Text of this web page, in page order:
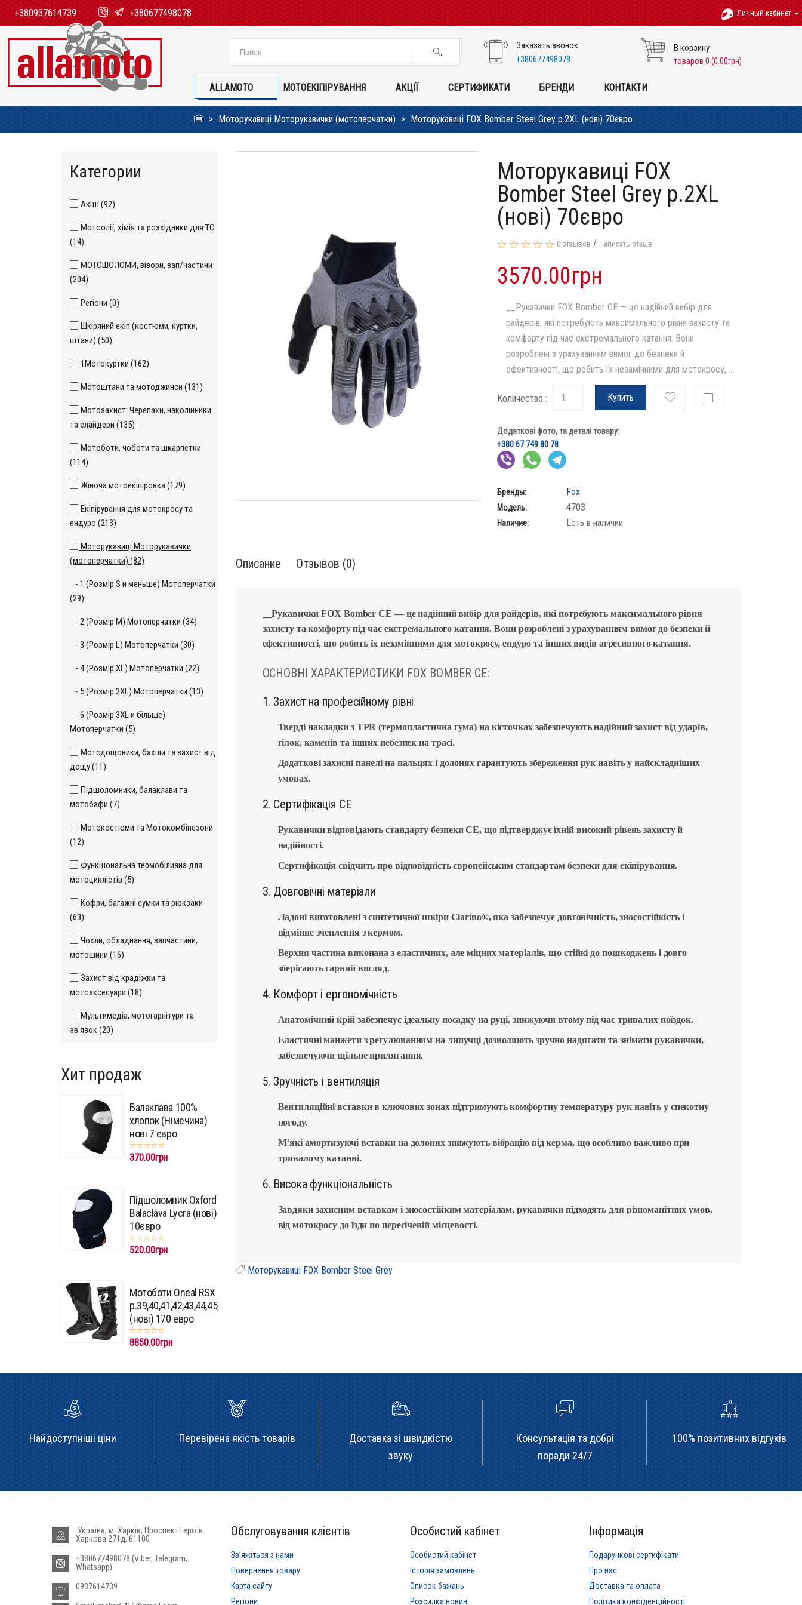
+380937614739 +380677498078 Личный кабинет
Заказать звонок
+380677498078
В корзину
товаров 0 (0.00грн)
ALLAMOTO МОТОЕКІПІРУВАННЯ АКЦІЇ СЕРТИФИКАТИ БРЕНДИ КОНТАКТИ
Моторукавиці Моторукавички (мотоперчатки) Моторукавиці FOX Bomber Steel Grey p.2XL (нові) 70євро
Категории
Акції (92)
Мотоолії, хімія та розхідники для ТО
(14)
МОТОШОЛОМИ, візори, зап/частини
(204)
Регіони (0)
Шкіряний екіп (костюми, куртки,
штани) (50)
1Мотокуртки (162)
Мотоштани та мотоджинси (131)
Мотозахист: Черепахи, наколінники
та слайдери (135)
Мотоботи, чоботи та шкарпетки
(114)
Жіноча мотоекіпіровка (179)
Екіпірування для мотокросу та
ендуро (213)
Моторукавиці Моторукавички
(мотоперчатки) (82)
- 1 (Розмір S и меньше) Мотоперчатки
(29)
- 2 (Розмір M) Мотоперчатки (34)
- 3 (Розмір L) Мотоперчатки (30)
- 4 (Розмір XL) Мотоперчатки (22)
- 5 (Розмір 2XL) Мотоперчатки (13)
- 6 (Розмір 3XL и більше)
Мотоперчатки (5)
Мотодощовики, бахіли та захист від
дощу (11)
Підшоломники, балаклави та
мотобафи (7)
Мотокостюми та Мотокомбінезони
(12)
Функціональна термобілизна для
мотоциклістів (5)
Кофри, багажні сумки та рюкзаки
(63)
Чохли, обладнання, запчастини,
мотошини (16)
Захист від крадіжки та
мотоаксесуари (18)
Мультимедіа, мотогарнітури та
зв'язок (20)
Хит продаж
Балаклава 100%
хлопок (Німечина)
нові 7 евро
370.00грн
Підшоломник Oxford
Balaclava Lycra (нові)
10євро
520.00грн
Мотоботи Oneal RSX
p.39,40,41,42,43,44,45,46,47
(нові) 170 евро
8850.00грн
Моторукавиці FOX
Bomber Steel Grey p.2XL
(нові) 70євро
0 отзывов / Написать отзыв
3570.00грн
__Рукавички FOX Bomber CE — це надійний вибір для
райдерів, які потребують максимального рівня захисту та
комфорту під час екстремального катання. Вони
розроблені з урахуванням вимог до безпеки й
ефективності, що робить їх незамінними для мотокросу, ...
Количество : Купить
Додаткові фото, та деталі товару:
+380 67 749 80 78
Бренды: Fox
Модель: 4703
Наличие: Есть в наличии
Описание Отзывов (0)
__Рукавички FOX Bomber CE — це надійний вибір для райдерів, які потребують максимального рівня
захисту та комфорту під час екстремального катання. Вони розроблені з урахуванням вимог до безпеки й
ефективності, що робить їх незамінними для мотокросу, ендуро та інших видів агресивного катання.
ОСНОВНІ ХАРАКТЕРИСТИКИ FOX BOMBER CE:
1. Захист на професійному рівні
Тверді накладки з TPR (термопластична гума) на кісточках забезпечують надійний захист від ударів,
гілок, каменів та інших небезпек на трасі.
Додаткові захисні панелі на пальцях і долонях гарантують збереження рук навіть у найскладніших
умовах.
2. Сертифікація CE
Рукавички відповідають стандарту безпеки CE, що підтверджує їхній високий рівень захисту й
надійності.
Сертифікація свідчить про відповідність європейським стандартам безпеки для екіпірування.
3. Довговічні матеріали
Ладоні виготовлені з синтетичної шкіри Clarino®, яка забезпечує довговічність, зносостійкість і
відмінне зчеплення з кермом.
Верхня частина виконана з еластичних, але міцних матеріалів, що стійкі до пошкоджень і довго
зберігають гарний вигляд.
4. Комфорт і ергономічність
Анатомічний крій забезпечує ідеальну посадку на руці, знижуючи втому під час тривалих поїздок.
Еластичні манжети з регулюванням на липучці дозволяють зручно надягати та знімати рукавички,
забезпечуючи щільне прилягання.
5. Зручність і вентиляція
Вентиляційні вставки в ключових зонах підтримують комфортну температуру рук навіть у спекотну
погоду.
М’які амортизуючі вставки на долонях знижують вібрацію від керма, що особливо важливо при
тривалому катанні.
6. Висока функціональність
Завдяки захисним вставкам і зносостійким матеріалам, рукавички підходять для різноманітних умов,
від мотокросу до їзди по пересіченій місцевості.
Моторукавиці FOX Bomber Steel Grey
Найдоступніші ціни Перевірена якість товарів
Доставка зі швидкістю
звуку
Консультація та добрі
поради 24/7
100% позитивних відгуків
Україна, м. Харків, Проспект Героїв
Харкова 271д, 61100
+380677498078 (Viber, Telegram,
Whatsapp)
0937614739
Обслуговування клієнтів
Звʼяжіться з нами
Повернення товару
Карта сайту
Регіони
Особистий кабінет
Особистий кабінет
Історія замовлень
Список бажань
Розсилка новин
Інформація
Подарункові сертифікати
Про нас
Доставка та оплата
Політика конфіденційності